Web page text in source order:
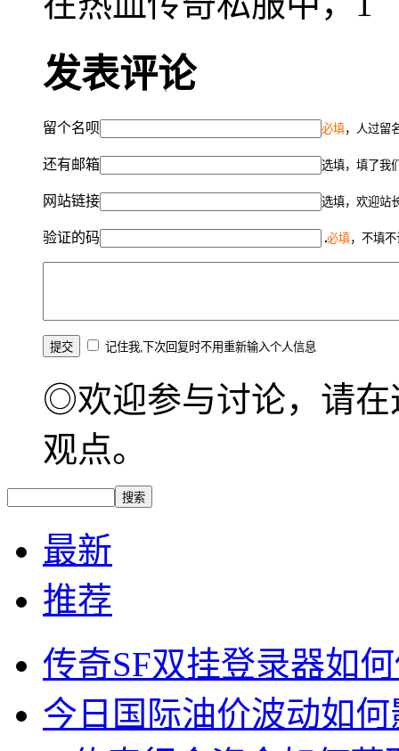
发表评论
留个名呗 必填，人过留
还有邮箱 选填，填了我
网站链接 选填，欢迎站
验证的码 必填，不填
记住我,下次回复时不用重新输入个人信息
◎欢迎参与讨论，请在
观点。
最新
推荐
传奇SF双挂登录器如
今日国际油价波动如